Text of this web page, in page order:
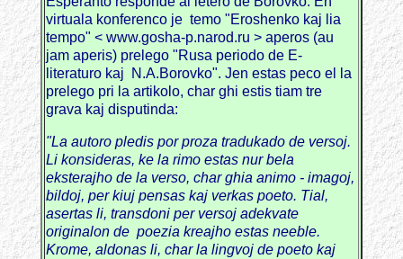
virtuala konferenco je temo "Eroshenko kaj lia
tempo" < www.gosha-p.narod.ru > aperos (au
jam aperis) prelego "Rusa periodo de E-
literaturo kaj N.A.Borovko". Jen estas peco el la
prelego pri la artikolo, char ghi estis tiam tre
grava kaj disputinda:
"La autoro pledis por proza tradukado de versoj.
Li konsideras, ke la rimo estas nur bela
eksterajho de la verso, char ghia animo - imagoj,
bildoj, per kiuj pensas kaj verkas poeto. Tial,
asertas li, transdoni per versoj adekvate
originalon de poezia kreajho estas neeble.
Krome, aldonas li, char la lingvoj de poeto kaj